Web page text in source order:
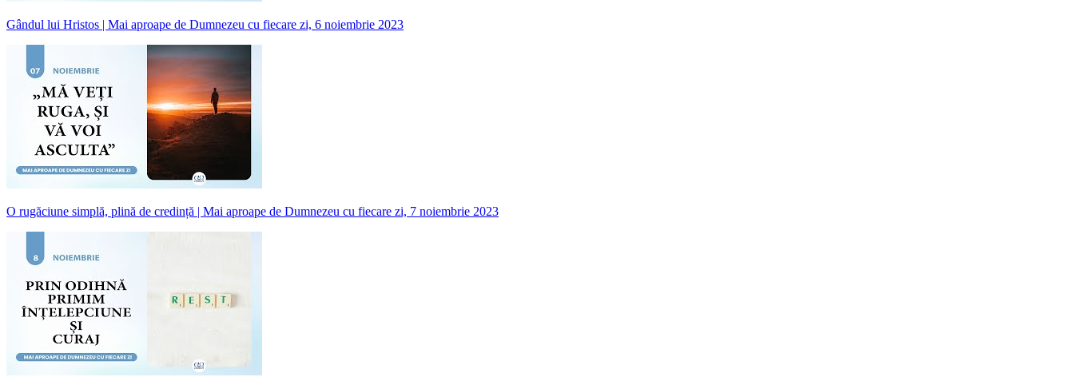
Gândul lui Hristos | Mai aproape de Dumnezeu cu fiecare zi, 6 noiembrie 2023
O rugăciune simplă, plină de credință | Mai aproape de Dumnezeu cu fiecare zi, 7 noiembrie 2023